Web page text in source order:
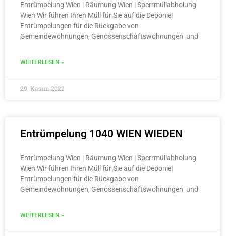
Entrümpelung Wien | Räumung Wien | Sperrmüllabholung
Wien Wir führen Ihren Müll für Sie auf die Deponie!
Entrümpelungen für die Rückgabe von
Gemeindewohnungen, Genossenschaftswohnungen und
WEITERLESEN »
29. Kasım 2022
Entrümpelung 1040 WIEN WIEDEN
Entrümpelung Wien | Räumung Wien | Sperrmüllabholung
Wien Wir führen Ihren Müll für Sie auf die Deponie!
Entrümpelungen für die Rückgabe von
Gemeindewohnungen, Genossenschaftswohnungen und
WEITERLESEN »